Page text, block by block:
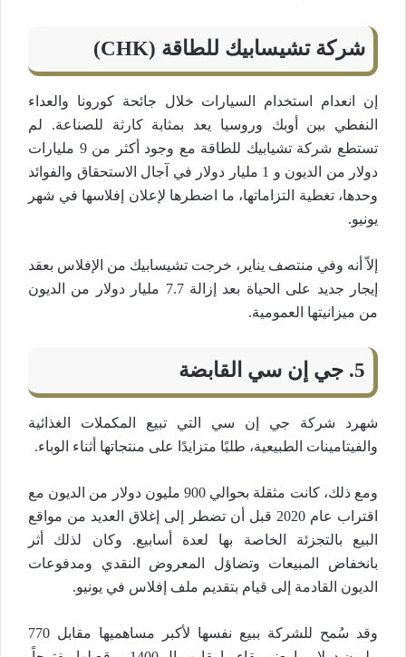
شركة تشيسابيك للطاقة (CHK)
إن انعدام استخدام السيارات خلال جائحة كورونا والعداء
النفطي بين أوبك وروسيا يعد بمثابة كارثة للصناعة. لم
تستطع شركة تشيابيك للطاقة مع وجود أكثر من 9 مليارات
دولار من الديون و 1 مليار دولار في آجال الاستحقاق والفوائد
وحدها، تغطية التزاماتها، ما اضطرها لإعلان إفلاسها في شهر
يونيو.
إلاّ أنه وفي منتصف يناير، خرجت تشيسابيك من الإفلاس بعقد
إيجار جديد على الحياة بعد إزالة 7.7 مليار دولار من الديون
من ميزانيتها العمومية.
5. جي إن سي القابضة
شهرد شركة جي إن سي التي تبيع المكملات الغذائية
والفيتامينات الطبيعية، طلبًا متزايدًا على منتجاتها أثناء الوباء.
ومع ذلك، كانت مثقلة بحوالي 900 مليون دولار من الديون مع
اقتراب عام 2020 قبل أن تضطر إلى إغلاق العديد من مواقع
البيع بالتجزئة الخاصة بها لعدة أسابيع. وكان لذلك أثر
بانخفاض المبيعات وتضاؤل المعروض النقدي ومدفوعات
الديون القادمة إلى قيام بتقديم ملف إفلاس في يونيو.
وقد سُمح للشركة ببيع نفسها لأكبر مساهميها مقابل 770